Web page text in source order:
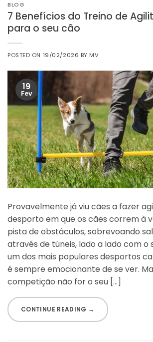
BLOG
7 Benefícios do Treino de
para o seu cão
POSTED ON 19/02/2026 BY MV
19
Fev
Provavelmente já viu cães a fazer
desporto em que os cães correm à
pista de obstáculos, sobrevoando
através de túneis, lado a lado com o
um dos mais populares desportos
é sempre emocionante de se ver.
competição não for o seu […]
CONTINUE READING →